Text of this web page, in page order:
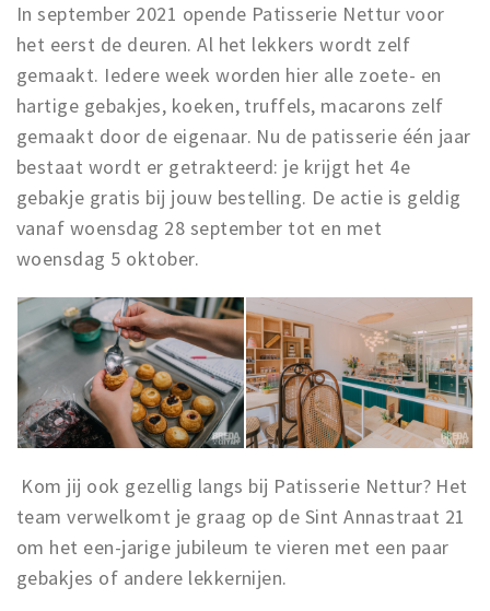
In september 2021 opende Patisserie Nettur voor
het eerst de deuren. Al het lekkers wordt zelf
gemaakt. Iedere week worden hier alle zoete- en
hartige gebakjes, koeken, truffels, macarons zelf
gemaakt door de eigenaar. Nu de patisserie één jaar
bestaat wordt er getrakteerd: je krijgt het 4e
gebakje gratis bij jouw bestelling. De actie is geldig
vanaf woensdag 28 september tot en met
woensdag 5 oktober.
Kom jij ook gezellig langs bij Patisserie Nettur? Het
team verwelkomt je graag op de Sint Annastraat 21
om het een-jarige jubileum te vieren met een paar
gebakjes of andere lekkernijen.